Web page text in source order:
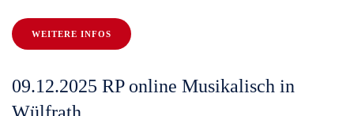
WEITERE INFOS
09.12.2025 RP online Musikalisch in